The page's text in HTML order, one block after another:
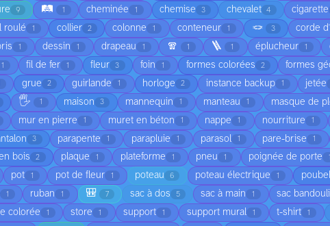
9 🛤️ 1 cheminée 1 chemise 3 chevalet 4 cigarette
roulé 1 collier 2 colonne 1 conteneur 1 🪢 3 corde
1 dessin 1 drapeau 1 🧣 1 🪜 1 éplucheur 1
1 fil de fer 1 fleur 3 foin 1 formes colorées 2 formes
grue 2 guirlande 1 horloge 2 instance backup 1 jetée
🖐️ 1 maison 3 mannequin 1 manteau 1 masque de
mur en pierre 1 muret en béton 1 nappe 1 nourriture 1
3 parapente 1 parapluie 1 parasol 1 pare-brise 1
bois 2 plaque 1 plateforme 1 pneu 1 poignée de porte 1
pot 1 pot de fleur 1 poteau 6 poteau électrique 1
1 ruban 1 🎒 7 sac à dos 5 sac à main 1 sac
colorée 1 store 1 support 1 support mural 1 t-shirt 1